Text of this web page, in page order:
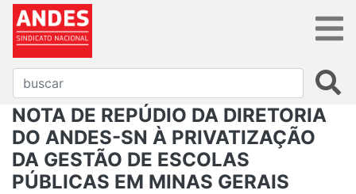
NOTA DE REPÚDIO DA DIRETORIA
DO ANDES-SN À PRIVATIZAÇÃO
DA GESTÃO DE ESCOLAS
PÚBLICAS EM MINAS GERAIS